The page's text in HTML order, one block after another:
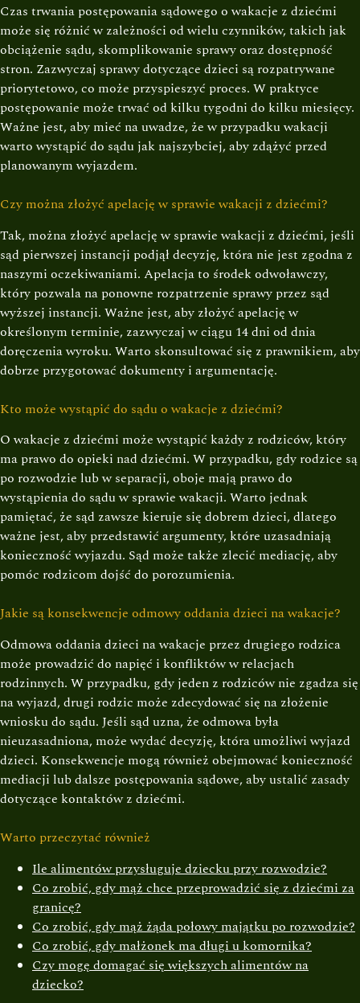
Czas trwania postępowania sądowego o wakacje z dziećmi
może się różnić w zależności od wielu czynników, takich jak
obciążenie sądu, skomplikowanie sprawy oraz dostępność
stron. Zazwyczaj sprawy dotyczące dzieci są rozpatrywane
priorytetowo, co może przyspieszyć proces. W praktyce
postępowanie może trwać od kilku tygodni do kilku miesięcy.
Ważne jest, aby mieć na uwadze, że w przypadku wakacji
warto wystąpić do sądu jak najszybciej, aby zdążyć przed
planowanym wyjazdem.
Czy można złożyć apelację w sprawie wakacji z dziećmi?
Tak, można złożyć apelację w sprawie wakacji z dziećmi, jeśli
sąd pierwszej instancji podjął decyzję, która nie jest zgodna z
naszymi oczekiwaniami. Apelacja to środek odwoławczy,
który pozwala na ponowne rozpatrzenie sprawy przez sąd
wyższej instancji. Ważne jest, aby złożyć apelację w
określonym terminie, zazwyczaj w ciągu 14 dni od dnia
doręczenia wyroku. Warto skonsultować się z prawnikiem, aby
dobrze przygotować dokumenty i argumentację.
Kto może wystąpić do sądu o wakacje z dziećmi?
O wakacje z dziećmi może wystąpić każdy z rodziców, który
ma prawo do opieki nad dziećmi. W przypadku, gdy rodzice są
po rozwodzie lub w separacji, oboje mają prawo do
wystąpienia do sądu w sprawie wakacji. Warto jednak
pamiętać, że sąd zawsze kieruje się dobrem dzieci, dlatego
ważne jest, aby przedstawić argumenty, które uzasadniają
konieczność wyjazdu. Sąd może także zlecić mediację, aby
pomóc rodzicom dojść do porozumienia.
Jakie są konsekwencje odmowy oddania dzieci na wakacje?
Odmowa oddania dzieci na wakacje przez drugiego rodzica
może prowadzić do napięć i konfliktów w relacjach
rodzinnych. W przypadku, gdy jeden z rodziców nie zgadza się
na wyjazd, drugi rodzic może zdecydować się na złożenie
wniosku do sądu. Jeśli sąd uzna, że odmowa była
nieuzasadniona, może wydać decyzję, która umożliwi wyjazd
dzieci. Konsekwencje mogą również obejmować konieczność
mediacji lub dalsze postępowania sądowe, aby ustalić zasady
dotyczące kontaktów z dziećmi.
Warto przeczytać również
Ile alimentów przysługuje dziecku przy rozwodzie?
Co zrobić, gdy mąż chce przeprowadzić się z dziećmi za
granicę?
Co zrobić, gdy mąż żąda połowy majątku po rozwodzie?
Co zrobić, gdy małżonek ma długi u komornika?
Czy mogę domagać się większych alimentów na
dziecko?